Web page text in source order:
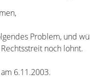
Problem, und
noch lohnt.
6.11.2003.